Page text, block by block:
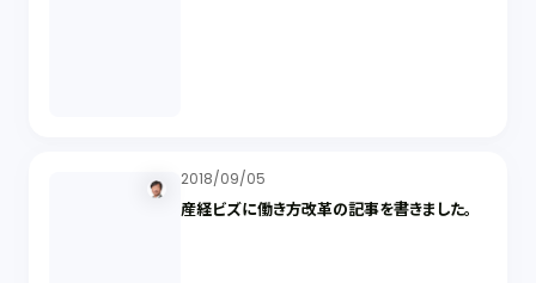
2018/09/05
産経ビズに働き方改革の記事を書きました。